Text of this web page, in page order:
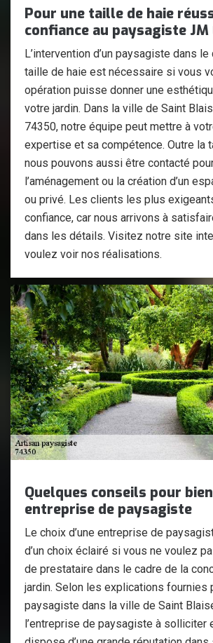
Pour une taille de haie
confiance au paysagiste JM
L’intervention d’un paysagiste dans le
taille de haie est nécessaire si vous
opération puisse donner une
votre jardin. Dans la ville de Saint
74350, notre équipe peut mettre à
expertise et sa compétence. Outre la
nous pouvons aussi être contacté
l’aménagement ou la création d’un
ou privé. Les clients les plus
confiance, car nous arrivons à
dans les détails. Visitez notre site
voulez voir nos réalisations.
Quelques conseils pour
entreprise de paysagiste
Le choix d’une entreprise de
d’un choix éclairé si vous ne voulez
de prestataire dans le cadre de la
jardin. Selon les explications fournies
paysagiste dans la ville de Saint
l’entreprise de paysagiste à solliciter